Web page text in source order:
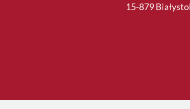
15-879